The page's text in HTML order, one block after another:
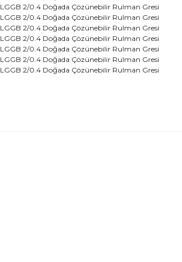
LGGB 2/0.4 Doğada Çözünebilir Rulman Gresi
LGGB 2/0.4 Doğada Çözünebilir Rulman Gresi
LGGB 2/0.4 Doğada Çözünebilir Rulman Gresi
LGGB 2/0.4 Doğada Çözünebilir Rulman Gresi
LGGB 2/0.4 Doğada Çözünebilir Rulman Gresi
LGGB 2/0.4 Doğada Çözünebilir Rulman Gresi
LGGB 2/0.4 Doğada Çözünebilir Rulman Gresi